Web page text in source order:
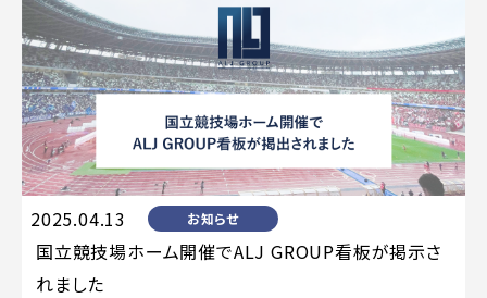
2025.04.13 お知らせ
国立競技場ホーム開催でALJ GROUP看板が掲示さ
れました